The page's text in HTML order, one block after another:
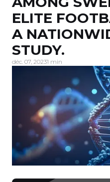
ELITE
A
STUDY.
déc. 07, 20231 min